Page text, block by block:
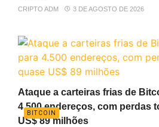
CRIPTO ADM 3 DE AGOSTO DE 2026
BITCOIN
Ataque a carteiras frias de
4.500 endereços, com perdas
US$ 89 milhões